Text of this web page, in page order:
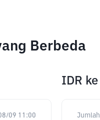
Berbeda
09 11:00
IDR ke
Jumlah